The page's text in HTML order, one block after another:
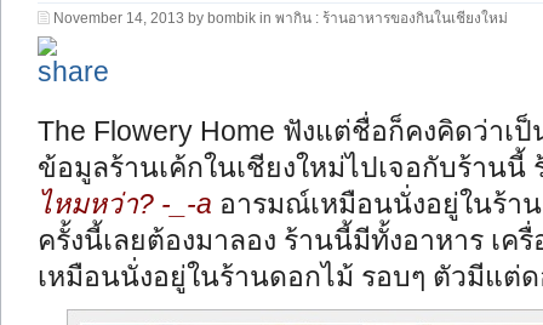
November 14, 2013 by bombik in พากิน : ร้านอาหารของกินในเชียงใหม่
The Flowery Home ฟังแต่ชื่อก็คงคิดว่าเ
ข้อมูลร้านเค้กในเชียงใหม่ไปเจอกับร้าน
ไหมหว่า? -_-a อารมณ์เหมือนนั่งอยู่ในร้า
ครั้งนี้เลยต้องมาลอง ร้านนี้มีทั้งอาหาร เค
เหมือนนั่งอยู่ในร้านดอกไม้ รอบๆ ตัวมีแต่